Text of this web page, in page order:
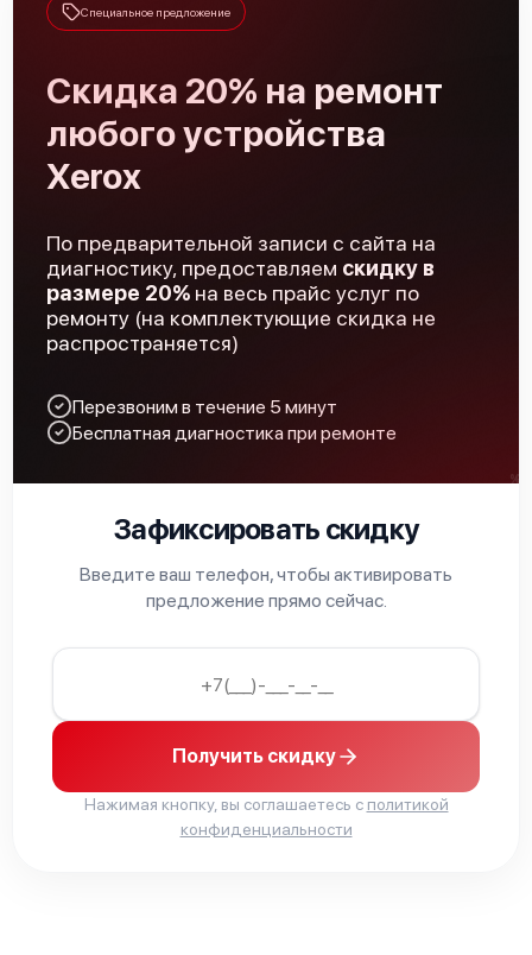
Специальное предложение
Скидка 20% на ремонт
любого устройства
Xerox
По предварительной записи с сайта на
диагностику, предоставляем скидку в
размере 20% на весь прайс услуг по
ремонту (на комплектующие скидка не
распространяется)
Перезвоним в течение 5 минут
Бесплатная диагностика при ремонте
Зафиксировать скидку
Введите ваш телефон, чтобы активировать
предложение прямо сейчас.
Получить скидку
Нажимая кнопку, вы соглашаетесь с политикой
конфиденциальности